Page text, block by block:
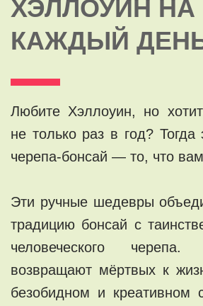
ХЭЛЛОУИН НА
КАЖДЫЙ
Любите Хэллоуин, но
не только раз в год? Тогда
черепа-бонсай — то, что
Эти ручные шедевры
традицию бонсай с
человеческого
возвращают мёртвых к
безобидном и креативном